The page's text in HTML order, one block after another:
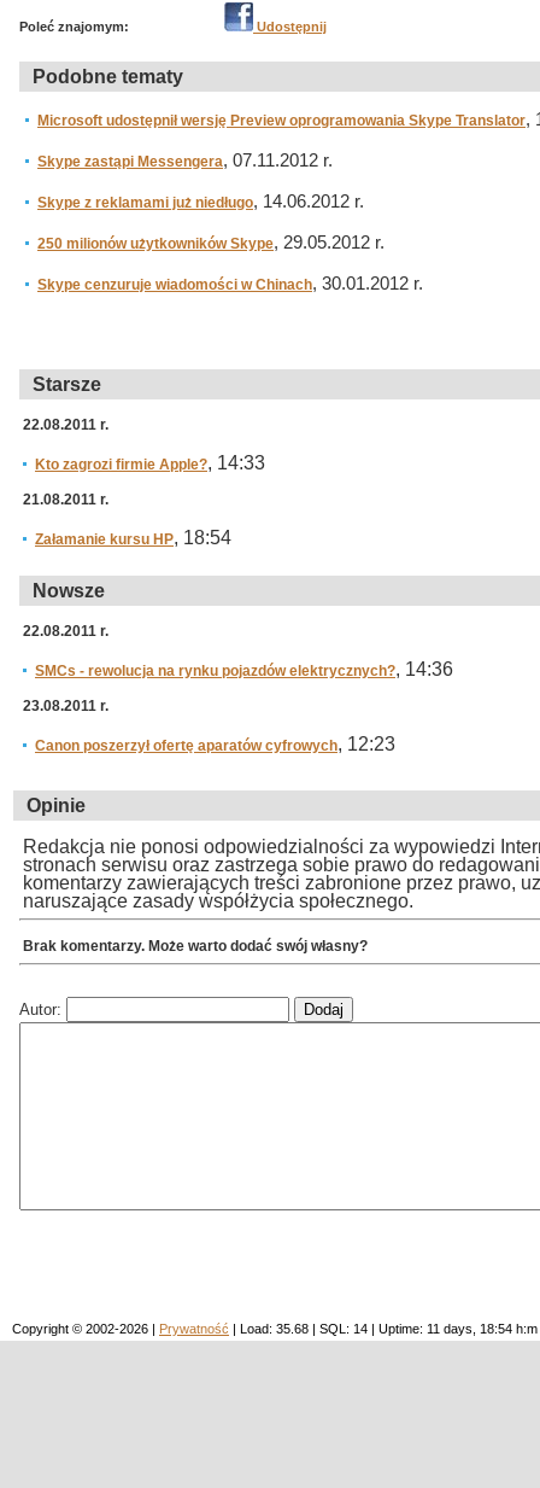
Poleć znajomym: Udostępnij
Podobne tematy
Microsoft udostępnił wersję Preview oprogramowania Skype Translator,
Skype zastąpi Messengera, 07.11.2012 r.
Skype z reklamami już niedługo, 14.06.2012 r.
250 milionów użytkowników Skype, 29.05.2012 r.
Skype cenzuruje wiadomości w Chinach, 30.01.2012 r.
Starsze
22.08.2011 r.
Kto zagrozi firmie Apple?, 14:33
21.08.2011 r.
Załamanie kursu HP, 18:54
Nowsze
22.08.2011 r.
SMCs - rewolucja na rynku pojazdów elektrycznych?, 14:36
23.08.2011 r.
Canon poszerzył ofertę aparatów cyfrowych, 12:23
Opinie
Redakcja nie ponosi odpowiedzialności za wypowiedzi
stronach serwisu oraz zastrzega sobie prawo do
komentarzy zawierających treści zabronione przez prawo,
naruszające zasady współżycia społecznego.
Brak komentarzy. Może warto dodać swój własny?
Autor:
Copyright © 2002-2026 | Prywatność | Load: 35.68 | SQL: 14 | Uptime: 11 days, 18:54